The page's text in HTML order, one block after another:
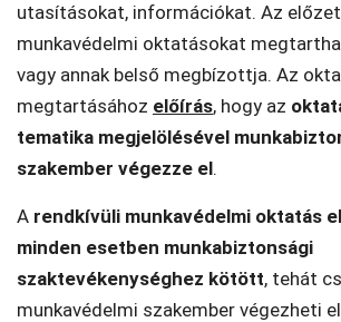
utasításokat, információkat. Az
munkavédelmi oktatásokat
vagy annak belső megbízottja. Az
megtartásához előírás, hogy az
tematika megjelölésével
szakember végezze el.
A rendkívüli munkavédelmi oktatás
minden esetben munkabiztonsági
szaktevékenységhez kötött, tehát
munkavédelmi szakember végezheti